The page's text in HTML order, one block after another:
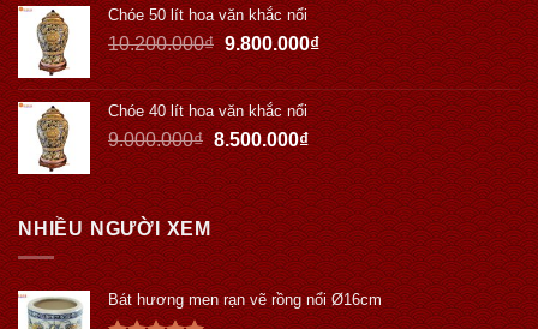
Chóe 50 lít hoa văn khắc nổi
10.200.000₫ 9.800.000₫
Chóe 40 lít hoa văn khắc nổi
9.000.000₫ 8.500.000₫
NHIỀU NGƯỜI XEM
Bát hương men rạn vẽ rồng nổi Ø16cm